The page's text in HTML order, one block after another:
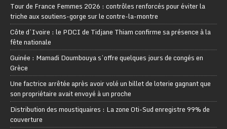
Tour de France Femmes 2026 : contrôles renforcés pour éviter la
triche aux soutiens-gorge sur le contre-la-montre
Côte d’Ivoire : le PDCI de Tidjane Thiam confirme sa présence à la
fête nationale
Guinée : Mamadi Doumbouya s’offre quelques jours de congés en
Grèce
Une factrice arrêtée après avoir volé un billet de loterie gagnant que
son propriétaire avait envoyé à un proche
Distribution des moustiquaires : La zone Oti-Sud enregistre 99% de
couverture